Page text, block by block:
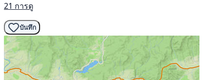
21 การดู
บันทึก